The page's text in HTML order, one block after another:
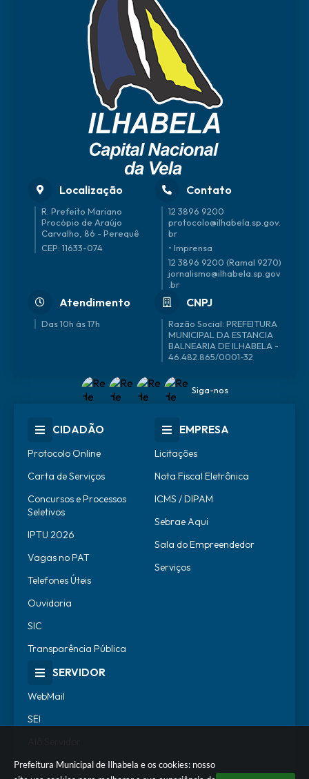
Prefeitura Municipal de Ilhabela e os cookies: nosso
Localização
R. Prefeito Mariano
Procópio de Araújo
Carvalho, 86 - Perequê
CEP: 11633-074
Contato
12 3896 9200
protocolo@ilhabela.sp.gov.
br
• Imprensa
12 3896 9200 (Ramal 9270)
jornalismo@ilhabela.sp.gov
.br
Atendimento
Das 10h às 17h
CNPJ
46.482.865/0001-32
Siga-nos
CIDADÃO
Protocolo Online
Carta de Serviços
Concursos e Processos
Seletivos
IPTU 2026
Vagas no PAT
Telefones Úteis
Ouvidoria
SIC
Transparência Pública
EMPRESA
Licitações
Nota Fiscal Eletrônica
ICMS / DIPAM
Sebrae Aqui
Sala do Empreendedor
Serviços
SERVIDOR
WebMail
SEI
Escola de Governo